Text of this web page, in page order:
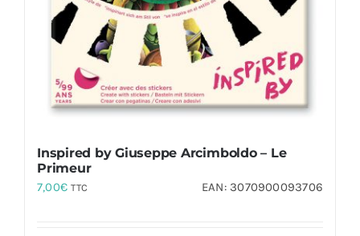
Inspired by Giuseppe Arcimboldo – Le
Primeur
7,00€ TTC EAN:3070900093706